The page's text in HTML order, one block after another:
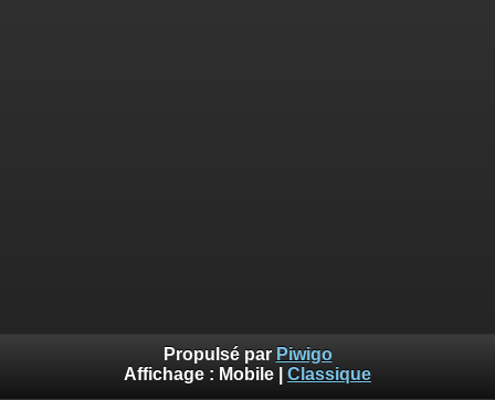
Propulsé par Piwigo
Affichage : Mobile Classique